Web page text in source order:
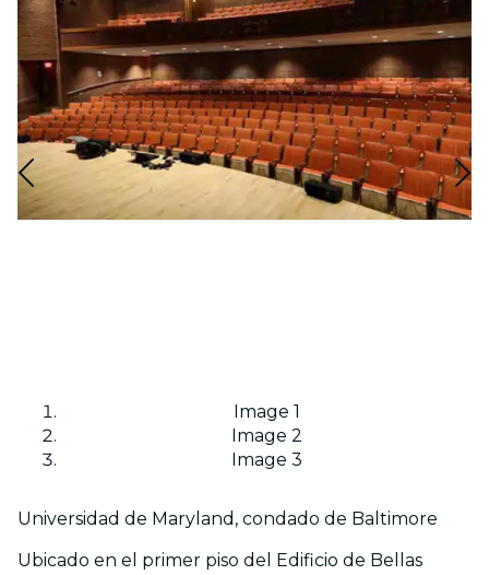
Image 1
Image 2
Image 3
Universidad de Maryland, condado de Baltimore
Ubicado en el primer piso del Edificio de Bellas